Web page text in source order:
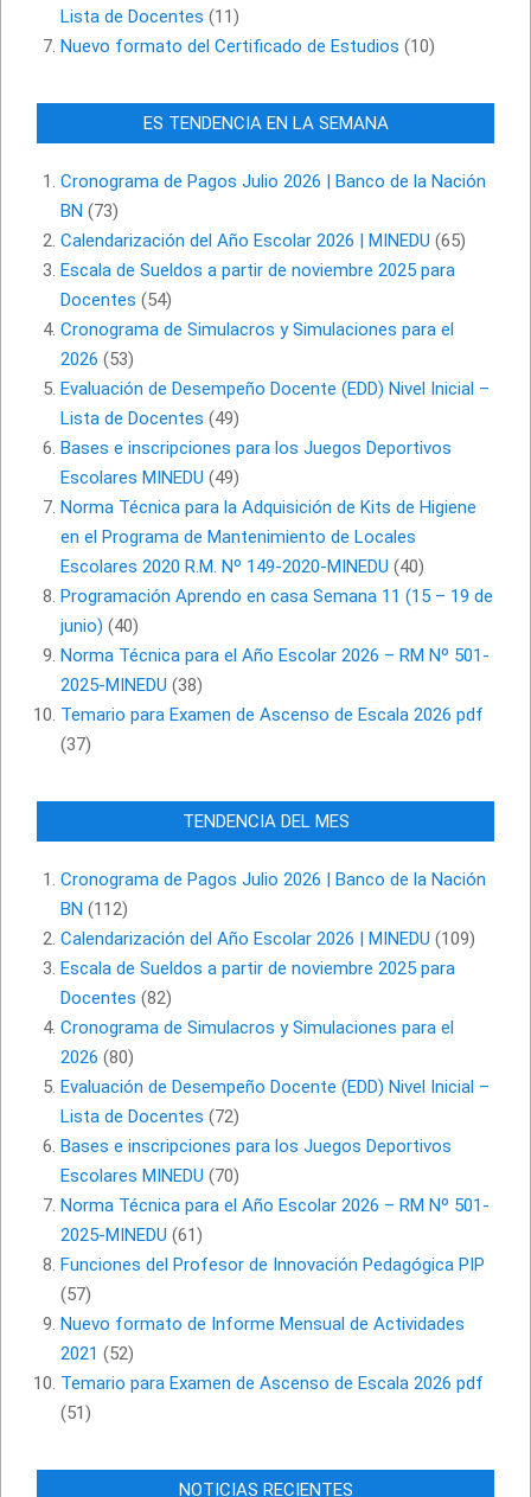
Lista de Docentes (11)
Nuevo formato del Certificado de Estudios (10)
ES TENDENCIA EN LA SEMANA
Cronograma de Pagos Julio 2026 | Banco de la Nación
BN (73)
Calendarización del Año Escolar 2026 | MINEDU (65)
Escala de Sueldos a partir de noviembre 2025 para
Docentes (54)
Cronograma de Simulacros y Simulaciones para el
2026 (53)
Evaluación de Desempeño Docente (EDD) Nivel Inicial –
Lista de Docentes (49)
Bases e inscripciones para los Juegos Deportivos
Escolares MINEDU (49)
Norma Técnica para la Adquisición de Kits de Higiene
en el Programa de Mantenimiento de Locales
Escolares 2020 R.M. Nº 149-2020-MINEDU (40)
Programación Aprendo en casa Semana 11 (15 – 19 de
junio) (40)
Norma Técnica para el Año Escolar 2026 – RM Nº 501-
2025-MINEDU (38)
Temario para Examen de Ascenso de Escala 2026 pdf
(37)
TENDENCIA DEL MES
Cronograma de Pagos Julio 2026 | Banco de la Nación
BN (112)
Calendarización del Año Escolar 2026 | MINEDU (109)
Escala de Sueldos a partir de noviembre 2025 para
Docentes (82)
Cronograma de Simulacros y Simulaciones para el
2026 (80)
Evaluación de Desempeño Docente (EDD) Nivel Inicial –
Lista de Docentes (72)
Bases e inscripciones para los Juegos Deportivos
Escolares MINEDU (70)
Norma Técnica para el Año Escolar 2026 – RM Nº 501-
2025-MINEDU (61)
Funciones del Profesor de Innovación Pedagógica PIP
(57)
Nuevo formato de Informe Mensual de Actividades
2021 (52)
Temario para Examen de Ascenso de Escala 2026 pdf
(51)
NOTICIAS RECIENTES